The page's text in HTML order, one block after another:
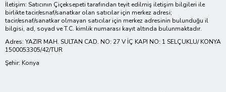
İletişim: Satıcının Çiçeksepeti tarafından teyit edilmiş iletişim bilgileri ile
birlikte tacir/esnaf/sanatkar olan satıcılar için merkez adresi;
tacir/esnaf/sanatkar olmayan satıcılar için merkez adresinin bulunduğu il
bilgisi, ad, soyad ve T.C. kimlik numarası kayıt altında bulunmaktadır.
Adres: YAZIR MAH. SULTAN CAD. NO: 27 V İÇ KAPI NO: 1 SELÇUKLU/ KONYA
1500053305/42/TUR
Şehir: Konya